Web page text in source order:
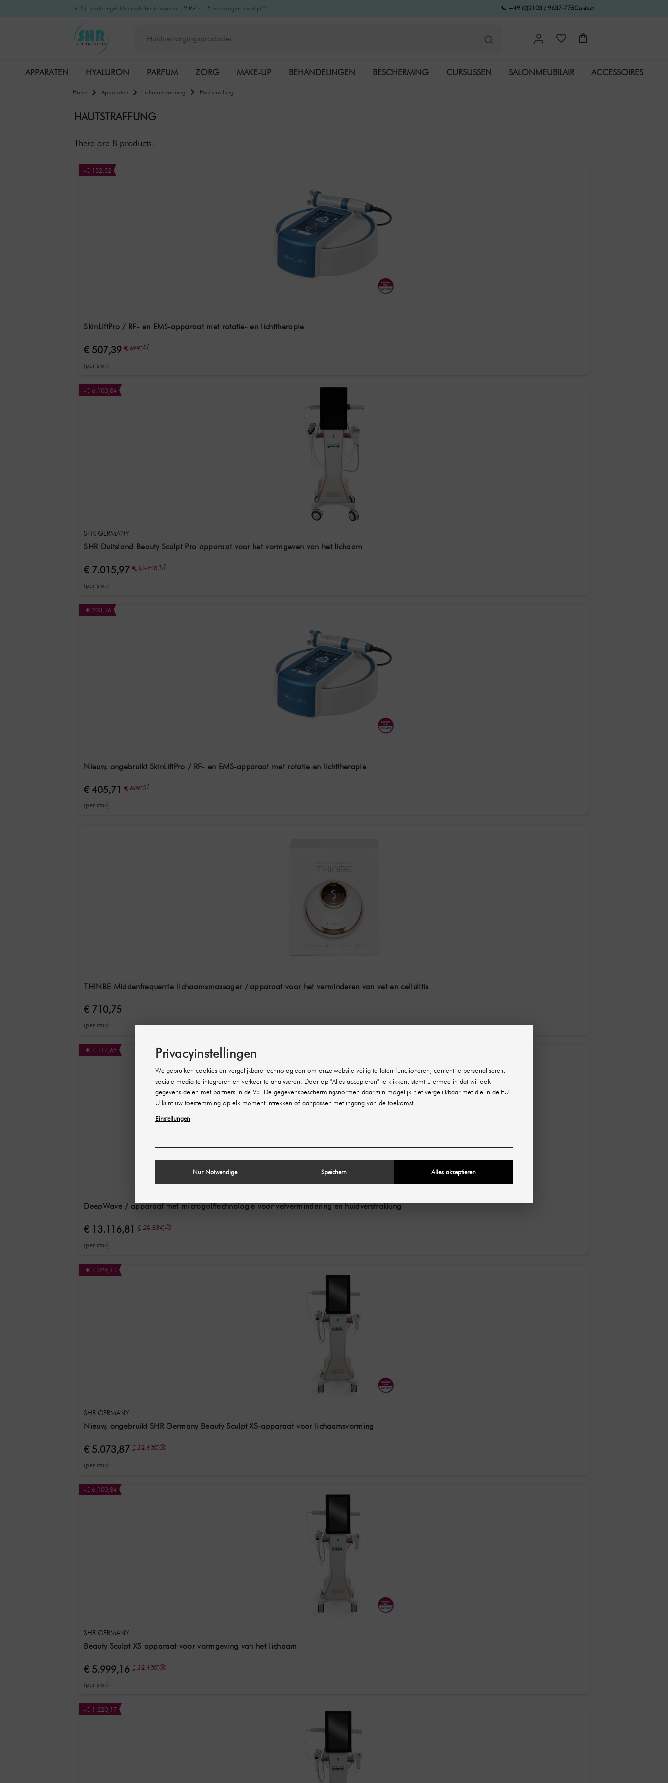
✓ SSL-codering ✓ Minimale bestelwaarde 19 € ✓ 4 - 5 werkdagen levertijd** 📞 +49 (0)2103 / 9637-775Contact
APPARATEN HYALURON PARFUM ZORG MAKE-UP BEHANDELINGEN BESCHERMING CURSUSSEN SALONMEUBILAIR ACCESSOIRES
Home Apparaten Lichaamsvorming Hautstraffung
HAUTSTRAFFUNG
There are 8 products.
-€ 152,52
SkinLiftPro / RF- en EMS-apparaat met rotatie- en lichttherapie
€ 507,39 € 659,91
(per stuk)
-€ 6.100,84
SHR GERMANY
SHR Duitsland Beauty Sculpt Pro apparaat voor het vormgeven van het lichaam
€ 7.015,97 € 13.116,81
(per stuk)
-€ 203,36
Nieuw, ongebruikt SkinLiftPro / RF- en EMS-apparaat met rotatie en lichttherapie
€ 405,71 € 609,07
(per stuk)
THINBE Middenfrequentie lichaamsmassager / apparaat voor het verminderen van vet en cellulitis
€ 710,75
(per stuk)
-€ 7.117,65
DeepWave / apparaat met microgolftechnologie voor vetvermindering en huidverstrakking
€ 13.116,81 € 20.234,45
(per stuk)
-€ 7.026,13
SHR GERMANY
Nieuw, ongebruikt SHR Germany Beauty Sculpt XS-apparaat voor lichaamsvorming
€ 5.073,87 € 12.100,00
(per stuk)
-€ 6.100,84
SHR GERMANY
Beauty Sculpt XS apparaat voor vormgeving van het lichaam
€ 5.999,16 € 12.100,00
(per stuk)
-€ 1.220,17
Privacyinstellingen
We gebruiken cookies en vergelijkbare technologieën om onze website veilig te laten functioneren, content te personaliseren,
sociale media te integreren en verkeer te analyseren. Door op "Alles accepteren" te klikken, stemt u ermee in dat wij ook
gegevens delen met partners in de VS. De gegevensbeschermingsnormen daar zijn mogelijk niet vergelijkbaar met die in de EU.
U kunt uw toestemming op elk moment intrekken of aanpassen met ingang van de toekomst.
Einstellungen
Nur Notwendige Speichern Alles akzeptieren